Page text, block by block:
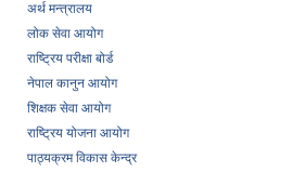
अर्थ मन्त्रालय
लोक सेवा आयोग
राष्ट्रिय परीक्षा बोर्ड
नेपाल कानुन आयोग
शिक्षक सेवा आयोग
राष्ट्रिय योजना आयोग
पाठ्यक्रम विकास केन्द्र